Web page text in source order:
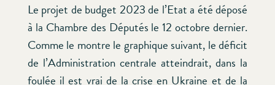
Le projet de budget 2023 de l’Etat a été déposé
à la Chambre des Députés le 12 octobre dernier.
Comme le montre le graphique suivant, le déficit
de l’Administration centrale atteindrait, dans la
foulée il est vrai de la crise en Ukraine et de la